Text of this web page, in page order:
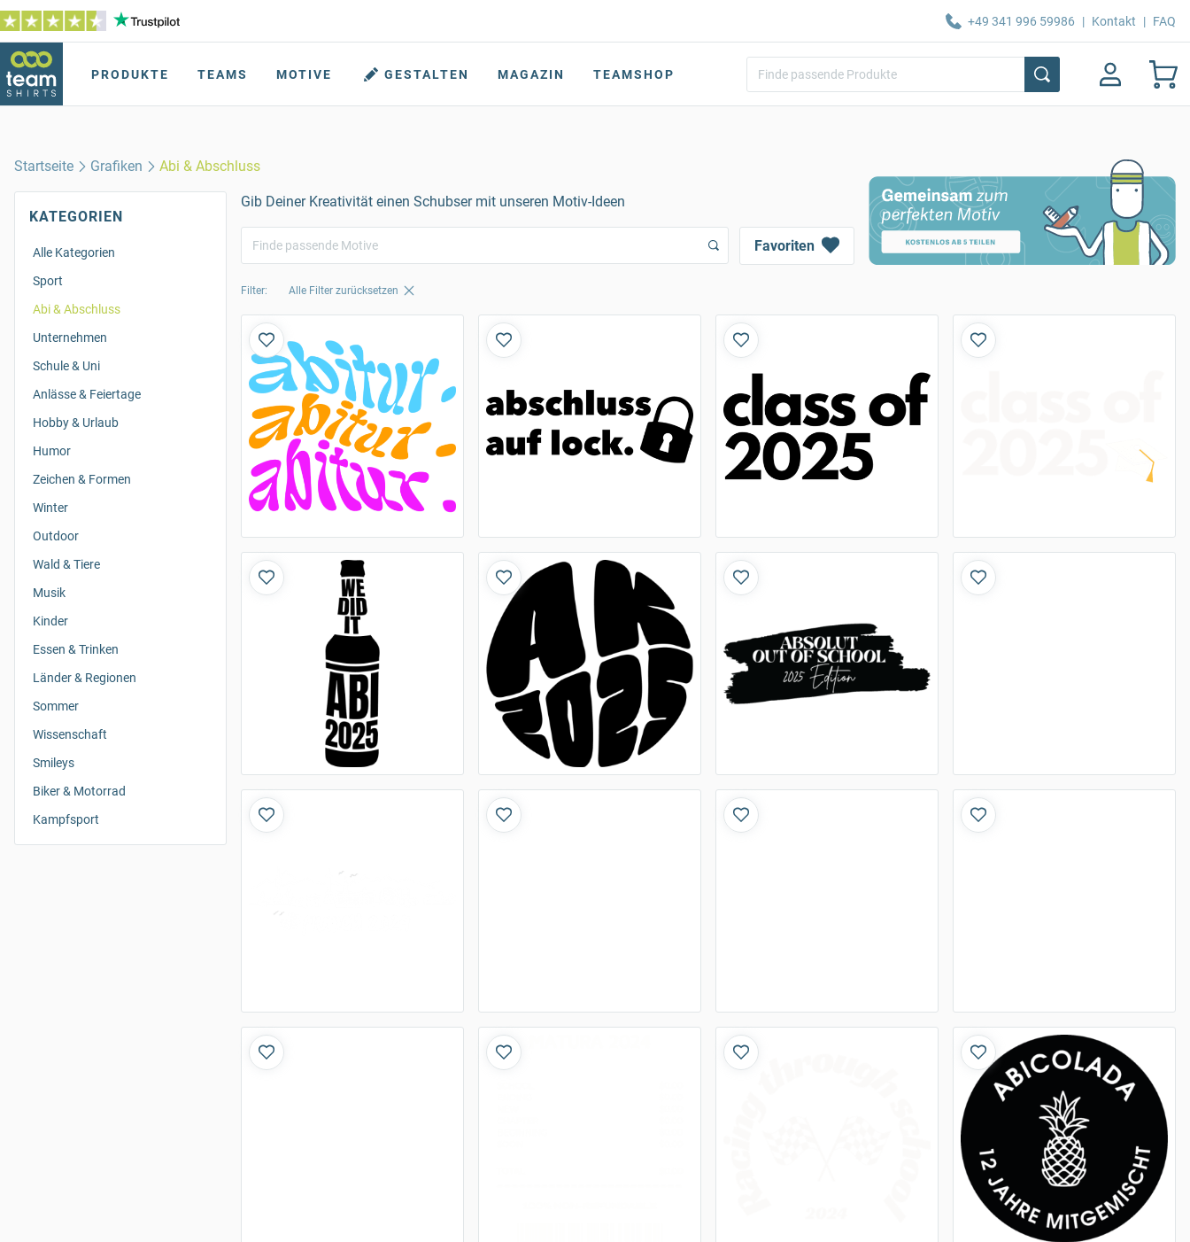
+49 341 996 59986 | Kontakt | FAQ
PRODUKTE TEAMS MOTIVE GESTALTEN MAGAZIN TEAMSHOP
KATEGORIEN
Alle Kategorien
Sport
Abi & Abschluss
Unternehmen
Schule & Uni
Anlässe & Feiertage
Hobby & Urlaub
Humor
Zeichen & Formen
Winter
Outdoor
Wald & Tiere
Musik
Kinder
Essen & Trinken
Länder & Regionen
Sommer
Wissenschaft
Smileys
Biker & Motorrad
Kampfsport
Startseite Grafiken Abi & Abschluss
Gib Deiner Kreativität einen Schubser mit unseren Motiv-Ideen
Favoriten
Filter: Alle Filter zurücksetzen